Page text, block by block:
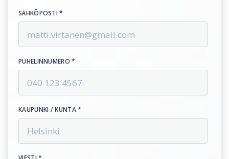
SÄHKÖPOSTI *
PUHELINNUMERO *
KAUPUNKI / KUNTA *